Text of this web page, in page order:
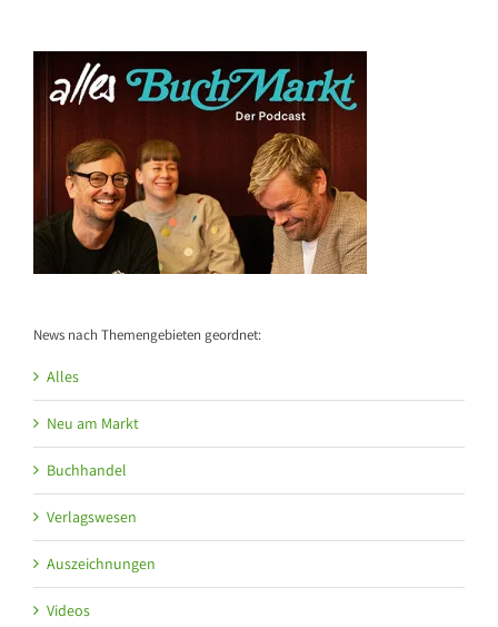
News nach Themengebieten geordnet:
Alles
Neu am Markt
Buchhandel
Verlagswesen
Auszeichnungen
Videos